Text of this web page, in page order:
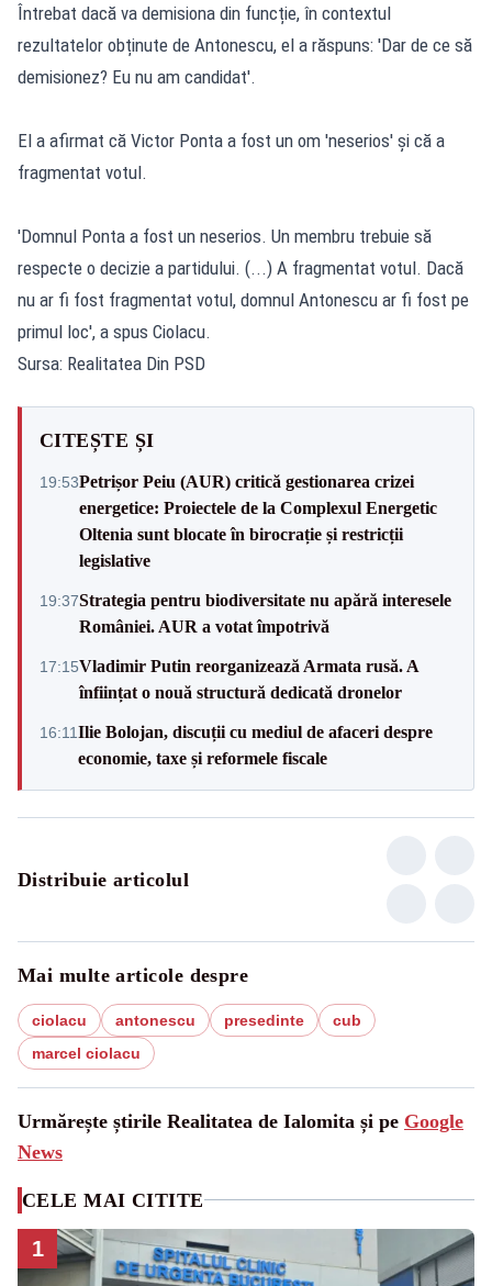
Întrebat dacă va demisiona din funcție, în contextul
rezultatelor obținute de Antonescu, el a răspuns: 'Dar de ce să
demisionez? Eu nu am candidat'.
El a afirmat că Victor Ponta a fost un om 'neserios' și că a
fragmentat votul.
'Domnul Ponta a fost un neserios. Un membru trebuie să
respecte o decizie a partidului. (...) A fragmentat votul. Dacă
nu ar fi fost fragmentat votul, domnul Antonescu ar fi fost pe
primul loc', a spus Ciolacu.
Sursa: Realitatea Din PSD
CITEȘTE ȘI
19:53Petrișor Peiu (AUR) critică gestionarea crizei
energetice: Proiectele de la Complexul Energetic
Oltenia sunt blocate în birocrație și restricții
legislative
19:37Strategia pentru biodiversitate nu apără interesele
României. AUR a votat împotrivă
17:15Vladimir Putin reorganizează Armata rusă. A
înființat o nouă structură dedicată dronelor
16:11Ilie Bolojan, discuții cu mediul de afaceri despre
economie, taxe și reformele fiscale
Distribuie articolul
Mai multe articole despre
ciolacu antonescu presedinte
cub
marcel ciolacu
Urmărește știrile Realitatea de Ialomita și pe Google
News
CELE MAI CITITE
1